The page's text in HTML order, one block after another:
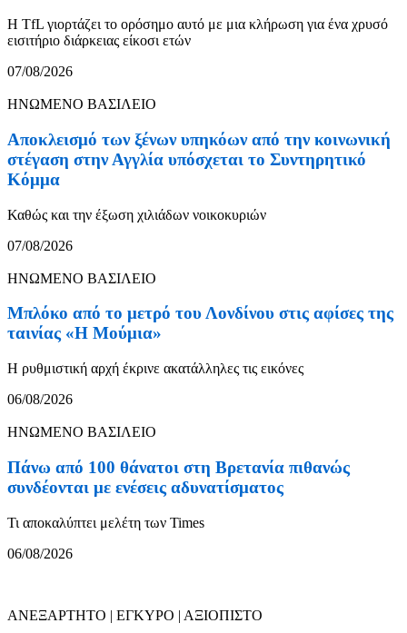
Η TfL γιορτάζει το ορόσημο αυτό με μια κλήρωση για ένα χρυσό
εισιτήριο διάρκειας είκοσι ετών
07/08/2026
ΗΝΩΜΕΝΟ ΒΑΣΙΛΕΙΟ
Αποκλεισμό των ξένων υπηκόων από την κοινωνική
στέγαση στην Αγγλία υπόσχεται το Συντηρητικό
Κόμμα
Καθώς και την έξωση χιλιάδων νοικοκυριών
07/08/2026
ΗΝΩΜΕΝΟ ΒΑΣΙΛΕΙΟ
Μπλόκο από το μετρό του Λονδίνου στις αφίσες της
ταινίας «Η Μούμια»
Η ρυθμιστική αρχή έκρινε ακατάλληλες τις εικόνες
06/08/2026
ΗΝΩΜΕΝΟ ΒΑΣΙΛΕΙΟ
Πάνω από 100 θάνατοι στη Βρετανία πιθανώς
συνδέονται με ενέσεις αδυνατίσματος
Τι αποκαλύπτει μελέτη των Times
06/08/2026
ΑΝΕΞΑΡΤΗΤΟ | ΕΓΚΥΡΟ | ΑΞΙΟΠΙΣΤΟ